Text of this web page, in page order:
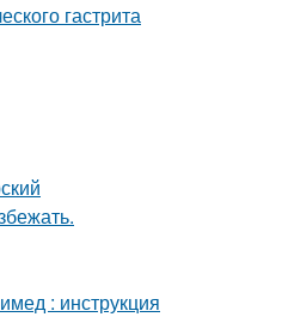
гастрита
: инструкция